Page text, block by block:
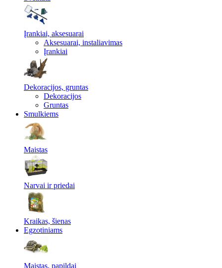
Įrankiai, aksesuarai
Aksesuarai, instaliavimas
Įrankiai
Dekoracijos, gruntas
Dekoracijos
Gruntas
Smulkiems
Maistas
Narvai ir priedai
Kraikas, šienas
Egzotiniams
Maistas, papildai